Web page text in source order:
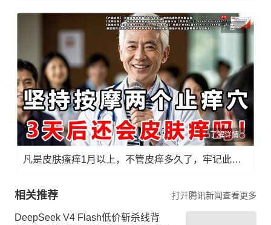
广告
了解详情
凡是皮肤瘙痒1月以上，不管皮痒多久了，牢记此法，快！准！狠！
相关推荐 打开腾讯新闻查看更多
DeepSeek V4 Flash低价斩杀线背